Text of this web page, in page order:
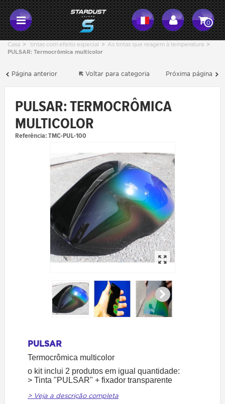
0
Casa > tintas com efeito especial > As tintas que reagem à temperatura >
PULSAR: Termocrômica multicolor
Página anterior Próxima página
Voltar para categoria
PULSAR: TERMOCRÔMICA
MULTICOLOR
Referência:TMC-PUL-100
PULSAR
Termocrômica multicolor
o kit inclui 2 produtos em igual quantidade:
> Tinta "PULSAR" + fixador transparente
> Veja a descrição completa